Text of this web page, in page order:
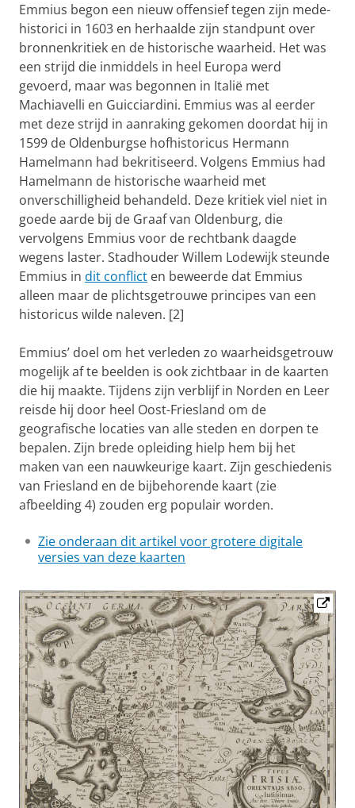
Emmius begon een nieuw offensief tegen zijn mede-
historici in 1603 en herhaalde zijn standpunt over
bronnenkritiek en de historische waarheid. Het was
een strijd die inmiddels in heel Europa werd
gevoerd, maar was begonnen in Italië met
Machiavelli en Guicciardini. Emmius was al eerder
met deze strijd in aanraking gekomen doordat hij in
1599 de Oldenburgse hofhistoricus Hermann
Hamelmann had bekritiseerd. Volgens Emmius had
Hamelmann de historische waarheid met
onverschilligheid behandeld. Deze kritiek viel niet in
goede aarde bij de Graaf van Oldenburg, die
vervolgens Emmius voor de rechtbank daagde
wegens laster. Stadhouder Willem Lodewijk steunde
Emmius in dit conflict en beweerde dat Emmius
alleen maar de plichtsgetrouwe principes van een
historicus wilde naleven. [2]
Emmius’ doel om het verleden zo waarheidsgetrouw
mogelijk af te beelden is ook zichtbaar in de kaarten
die hij maakte. Tijdens zijn verblijf in Norden en Leer
reisde hij door heel Oost-Friesland om de
geografische locaties van alle steden en dorpen te
bepalen. Zijn brede opleiding hielp hem bij het
maken van een nauwkeurige kaart. Zijn geschiedenis
van Friesland en de bijbehorende kaart (zie
afbeelding 4) zouden erg populair worden.
Zie onderaan dit artikel voor grotere digitale
versies van deze kaarten